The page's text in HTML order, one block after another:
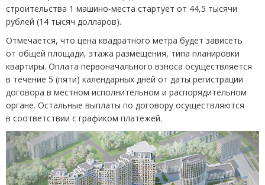
строительства 1 машино-места стартует от 44,5 тысячи
рублей (14 тысяч долларов).
Отмечается, что цена квадратного метра будет зависеть
от общей площади, этажа размещения, типа планировки
квартиры. Оплата первоначального взноса осуществляется
в течение 5 (пяти) календарных дней от даты регистрации
договора в местном исполнительном и распорядительном
органе. Остальные выплаты по договору осуществляются
в соответствии с графиком платежей.